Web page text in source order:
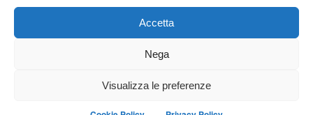
Accetta
Nega
Visualizza le preferenze
Cookie Policy (UE)
Iscriviti alla Community AziendaCondominio